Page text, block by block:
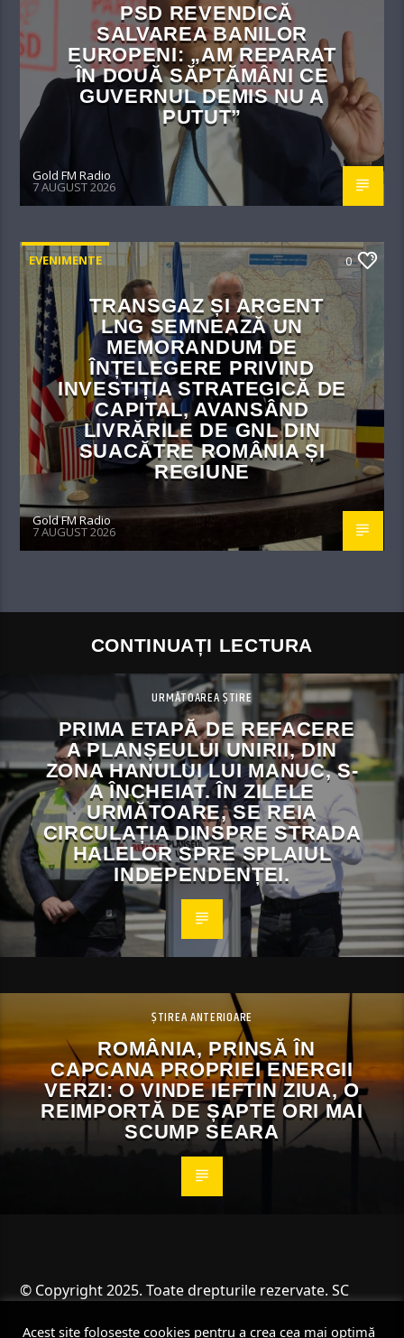
PSD REVENDICĂ
SALVAREA BANILOR
EUROPENI: „AM REPARAT
ÎN DOUĂ SĂPTĂMÂNI CE
GUVERNUL DEMIS NU A
PUTUT”
Gold FM Radio
7 AUGUST 2026
EVENIMENTE 0
TRANSGAZ ȘI ARGENT
LNG SEMNEAZĂ UN
MEMORANDUM DE
ÎNȚELEGERE PRIVIND
INVESTIȚIA STRATEGICĂ DE
CAPITAL, AVANSÂND
LIVRĂRILE DE GNL DIN
SUACĂTRE ROMÂNIA ȘI
REGIUNE
Gold FM Radio
7 AUGUST 2026
CONTINUAȚI LECTURA
URMĂTOAREA ȘTIRE
PRIMA ETAPĂ DE REFACERE
A PLANȘEULUI UNIRII, DIN
ZONA HANULUI LUI MANUC, S-
A ÎNCHEIAT. ÎN ZILELE
URMĂTOARE, SE REIA
CIRCULAȚIA DINSPRE STRADA
HALELOR SPRE SPLAIUL
INDEPENDENȚEI.
ȘTIREA ANTERIOARE
ROMÂNIA, PRINSĂ ÎN
CAPCANA PROPRIEI ENERGII
VERZI: O VINDE IEFTIN ZIUA, O
REIMPORTĂ DE ȘAPTE ORI MAI
SCUMP SEARA
© Copyright 2025. Toate drepturile rezervate. SC
Acest site folosește cookies pentru a crea cea mai optimă